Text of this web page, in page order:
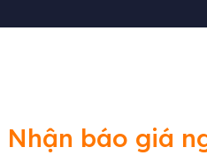
Nhận báo giá